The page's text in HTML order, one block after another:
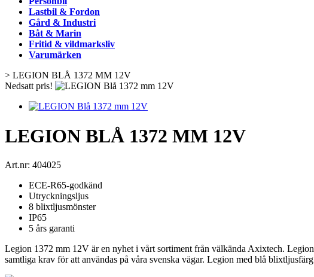
Lastbil & Fordon
Gård & Industri
Båt & Marin
Fritid & vildmarksliv
Varumärken
> LEGION BLÅ 1372 MM 12V
Nedsatt pris!
LEGION BLÅ 1372 MM 12V
Art.nr: 404025
ECE-R65-godkänd
Utryckningsljus
8 blixtljusmönster
IP65
5 års garanti
Legion 1372 mm 12V är en nyhet i vårt sortiment från välkända Axixtech.
samtliga krav för att användas på våra svenska vägar. Legion med blå